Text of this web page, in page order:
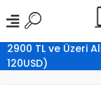
2900 TL ve Üzeri
120USD)